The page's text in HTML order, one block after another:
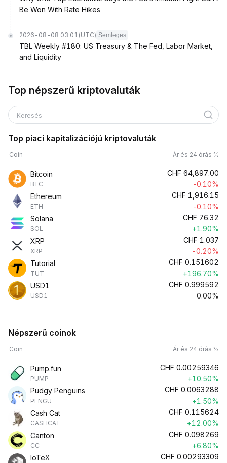
Be Won With Rate Hikes
2026-08-08 03:01 (UTC) Semleges
TBL Weekly #180: US Treasury & The Fed, Labor Market,
and Liquidity
Top népszerű kriptovaluták
Keresés
Top piaci kapitalizációjú kriptovaluták
Coin Ár és 24 órás %
Bitcoin
BTC
CHF 64,897.00
-0.10%
Ethereum
ETH
CHF 1,916.15
-0.10%
Solana
SOL
CHF 76.32
+1.90%
XRP
XRP
CHF 1.037
-0.20%
Tutorial
TUT
CHF 0.151602
+196.70%
USD1
USD1
CHF 0.999592
0.00%
Népszerű coinok
Coin Ár és 24 órás %
Pump.fun
PUMP
CHF 0.00259346
+10.50%
Pudgy Penguins
PENGU
CHF 0.0063288
+1.50%
Cash Cat
CASHCAT
CHF 0.115624
+12.00%
Canton
CC
CHF 0.098269
+6.80%
IoTeX
CHF 0.00293309